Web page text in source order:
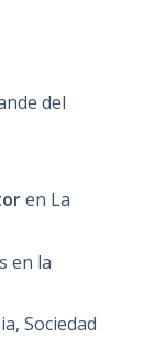
del
en La
en la
Sociedad